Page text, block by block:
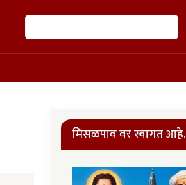
शोध
मिसळपाव वर स्वागत आहे.